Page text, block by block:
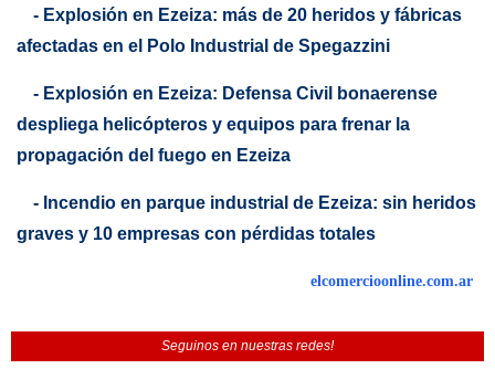
- Explosión en Ezeiza: más de 20 heridos y fábricas
afectadas en el Polo Industrial de Spegazzini
- Explosión en Ezeiza: Defensa Civil bonaerense
despliega helicópteros y equipos para frenar la
propagación del fuego en Ezeiza
- Incendio en parque industrial de Ezeiza: sin heridos
graves y 10 empresas con pérdidas totales
elcomercioonline.com.ar
Seguinos en nuestras redes!